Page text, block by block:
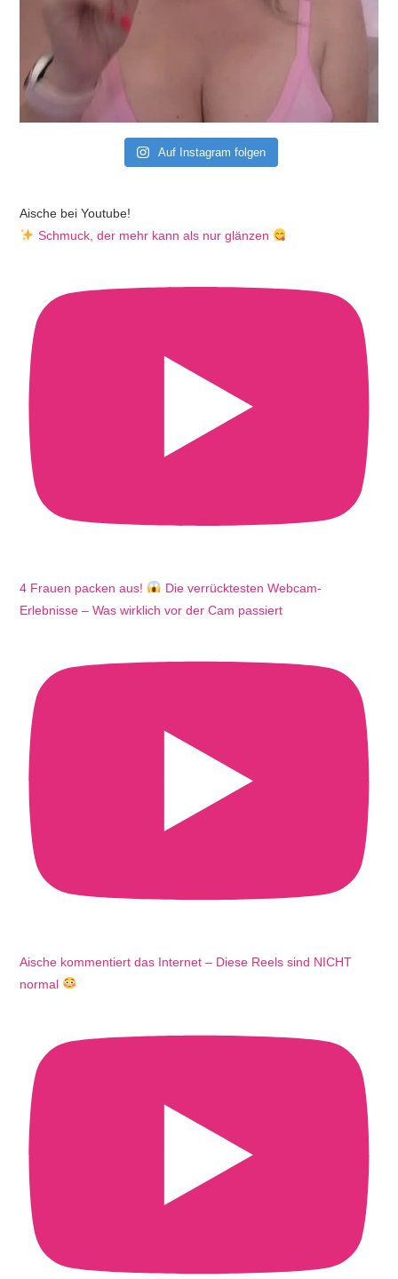
Auf Instagram folgen
Aische bei Youtube!
Schmuck, der mehr kann als nur glänzen
4 Frauen packen aus!
Die verrücktesten Webcam-
Erlebnisse – Was wirklich vor der Cam passiert
Aische kommentiert das Internet – Diese Reels sind NICHT
normal